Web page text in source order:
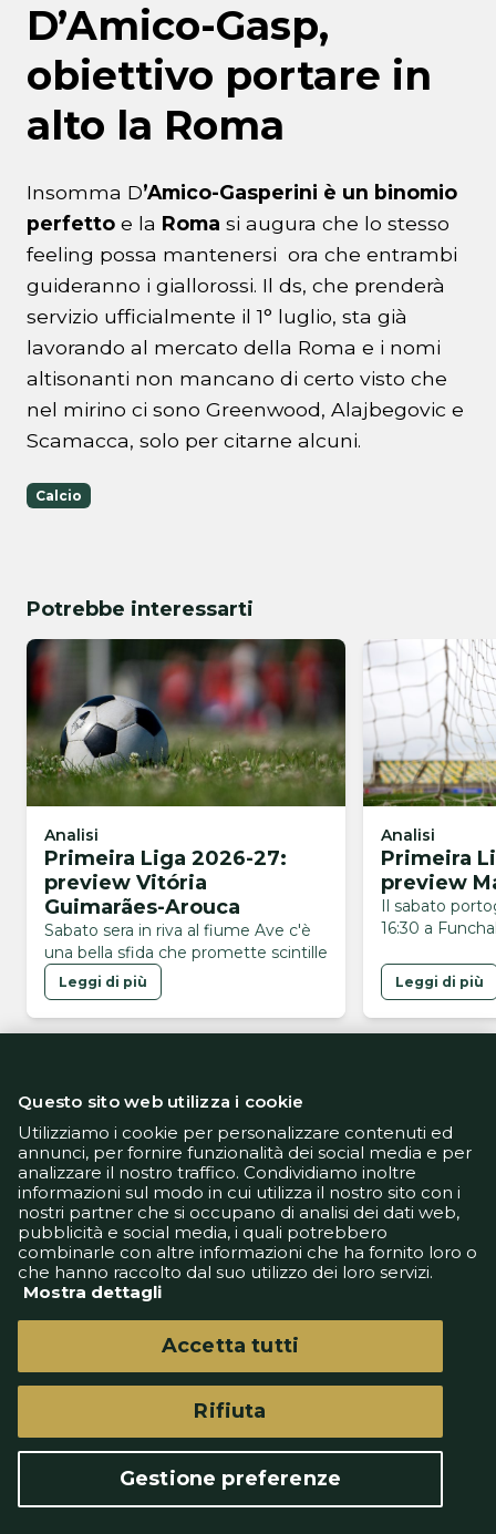
D’Amico-Gasp,
obiettivo portare in
alto la Roma
Insomma D’Amico-Gasperini è un binomio
perfetto e la Roma si augura che lo stesso
feeling possa mantenersi ora che entrambi
guideranno i giallorossi. Il ds, che prenderà
servizio ufficialmente il 1° luglio, sta già
lavorando al mercato della Roma e i nomi
altisonanti non mancano di certo visto che
nel mirino ci sono Greenwood, Alajbegovic e
Scamacca, solo per citarne alcuni.
Calcio
Potrebbe interessarti
Analisi
Primeira Liga 2026-27:
preview Vitória
Guimarães-Arouca
Sabato sera in riva al fiume Ave c'è
una bella sfida che promette scintille
Leggi di più
Analisi
Primeira
preview
Il sabato
16:30 a
Leggi di più
Informativa Privacy
Informativa Cookie
Tech App
Gestione preferenze
support@goldbetlive.it
GoldBetlive è un sito di GBO Italy Spa
Questo sito non rappresenta una testata
giornalistica in quanto viene aggiornato senza
alcuna periodicità.
Questo sito web utilizza i cookie
Utilizziamo i cookie per personalizzare contenuti ed
annunci, per fornire funzionalità dei social media e per
analizzare il nostro traffico. Condividiamo inoltre
informazioni sul modo in cui utilizza il nostro sito con i
nostri partner che si occupano di analisi dei dati web,
pubblicità e social media, i quali potrebbero
combinarle con altre informazioni che ha fornito loro o
che hanno raccolto dal suo utilizzo dei loro servizi.
Mostra dettagli
Gestione preferenze
Rifiuta
Accetta tutti